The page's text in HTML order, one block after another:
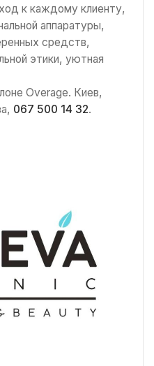
к каждому клиенту,
аппаратуры,
средств,
этики, уютная
Overage. Киев,
067 500 14 32.